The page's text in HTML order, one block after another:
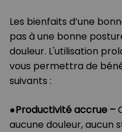
Les bienfaits d’une
pas à une bonne
douleur. L'utilisation
vous permettra de
suivants :
●Productivité accrue –
aucune douleur, aucun